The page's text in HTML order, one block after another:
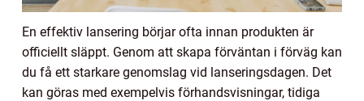
En effektiv lansering börjar ofta innan produkten är
officiellt släppt. Genom att skapa förväntan i förväg kan
du få ett starkare genomslag vid lanseringsdagen. Det
kan göras med exempelvis förhandsvisningar, tidiga